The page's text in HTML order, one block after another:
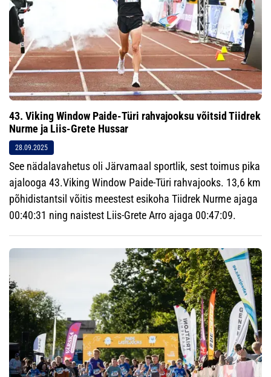
43. Viking Window Paide-Türi rahvajooksu võitsid Tiidrek
Nurme ja Liis-Grete Hussar
28.09.2025
See nädalavahetus oli Järvamaal sportlik, sest toimus pika
ajalooga 43.Viking Window Paide-Türi rahvajooks. 13,6 km
põhidistantsil võitis meestest esikoha Tiidrek Nurme ajaga
00:40:31 ning naistest Liis-Grete Arro ajaga 00:47:09.